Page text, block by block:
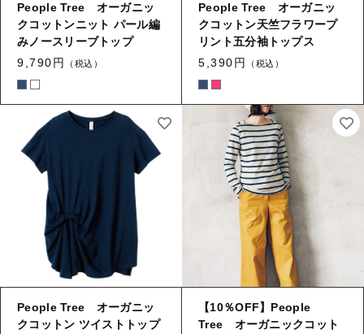
People Tree オーガニッ
クコットンニット パール編
みノースリーブトップ
9,790円
（税込）
People Tree オーガニッ
クコットン天竺フラワープ
リント五分袖トップス
5,390円
（税込）
People Tree オーガニッ
クコットン ツイストトップ
【10％OFF】People
Tree オーガニックコット
お知らせ
ブログ
ご利用ガイド
お問い合わせ
ログイン